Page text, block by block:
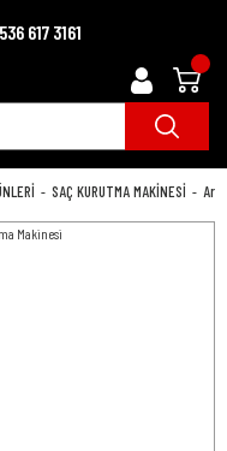
617 3161
SAÇ KURUTMA MAKİNESİ